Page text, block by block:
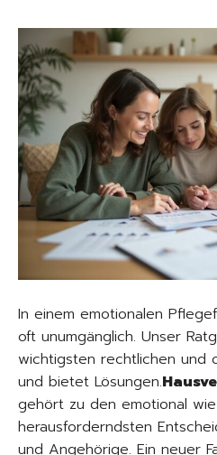
In einem emotionalen
oft unumgänglich. Unser
wichtigsten rechtlichen und
und bietet Lösungen.
gehört zu den emotional
herausforderndsten
und Angehörige. Ein neuer